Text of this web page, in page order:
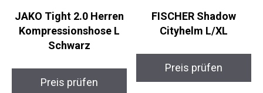
Kompressionshose L
Schwarz
Cityhelm L/XL